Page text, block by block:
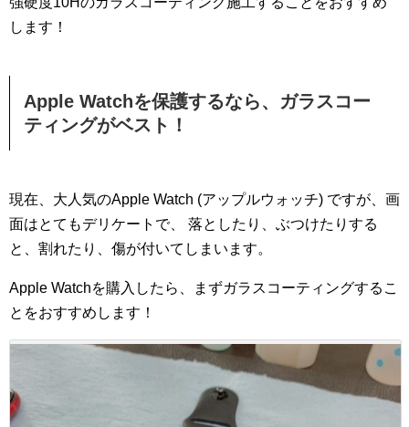
します！
Apple Watchを保護するなら、ガラスコー
ティングがベスト！
現在、大人気のApple Watch (アップルウォッチ) ですが、画
面はとてもデリケートで、 落としたり、ぶつけたりする
と、割れたり、傷が付いてしまいます。
Apple Watchを購入したら、まずガラスコーティングするこ
とをおすすめします！